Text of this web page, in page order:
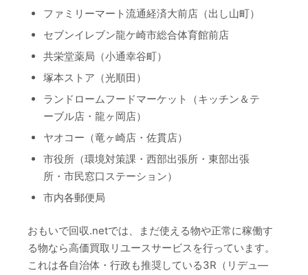
ファミリーマート流通経済大前店（出し山町）
セブンイレブン龍ケ崎市総合体育館前店
共栄堂薬局（小通幸谷町）
塚本ストア（光順田）
ランドロームフードマーケット（キッチン＆テ
ーブル店・龍ヶ岡店）
ヤオコー（竜ヶ崎店・佐貫店）
市役所（環境対策課・西部出張所・東部出張
所・市民窓口ステーション）
市内各郵便局
おもいで回収.netでは、まだ使える物や正常に稼働す
る物なら高価買取リユースサービスを行っています。
これは各自治体・行政も推奨している3R（リデュ―